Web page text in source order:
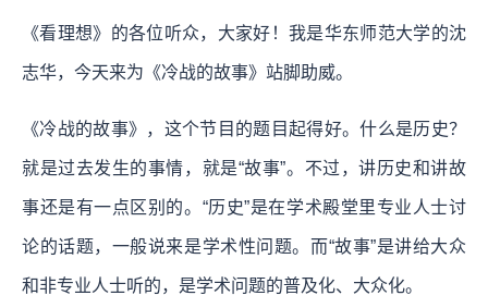
《看理想》的各位听众，大家好！我是华东师范大学的沈
志华，今天来为《冷战的故事》站脚助威。
《冷战的故事》，这个节目的题目起得好。什么是历史？
就是过去发生的事情，就是“故事”。不过，讲历史和讲故
事还是有一点区别的。“历史”是在学术殿堂里专业人士讨
论的话题，一般说来是学术性问题。而“故事”是讲给大众
和非专业人士听的，是学术问题的普及化、大众化。